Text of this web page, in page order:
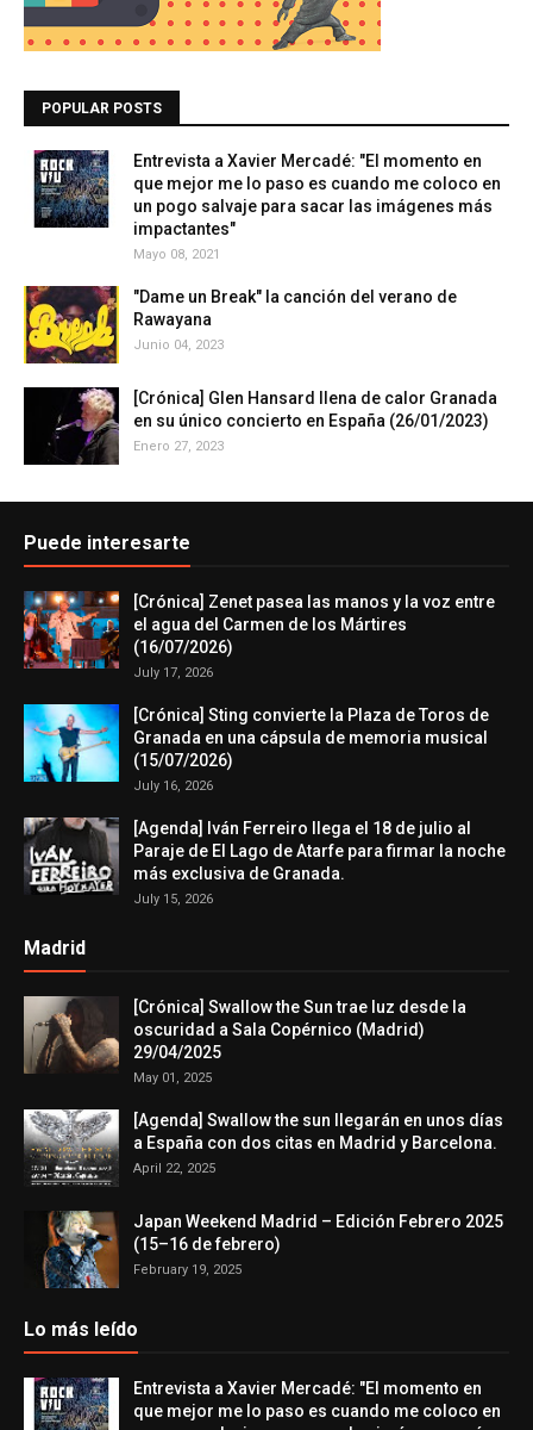
POPULAR POSTS
Entrevista a Xavier Mercadé: "El momento en
que mejor me lo paso es cuando me coloco en
un pogo salvaje para sacar las imágenes más
impactantes"
Mayo 08, 2021
"Dame un Break" la canción del verano de
Rawayana
Junio 04, 2023
[Crónica] Glen Hansard llena de calor Granada
en su único concierto en España (26/01/2023)
Enero 27, 2023
Puede interesarte
[Crónica] Zenet pasea las manos y la voz entre
el agua del Carmen de los Mártires
(16/07/2026)
July 17, 2026
[Crónica] Sting convierte la Plaza de Toros de
Granada en una cápsula de memoria musical
(15/07/2026)
July 16, 2026
[Agenda] Iván Ferreiro llega el 18 de julio al
Paraje de El Lago de Atarfe para firmar la noche
más exclusiva de Granada.
July 15, 2026
Madrid
[Crónica] Swallow the Sun trae luz desde la
oscuridad a Sala Copérnico (Madrid)
29/04/2025
May 01, 2025
[Agenda] Swallow the sun llegarán en unos días
a España con dos citas en Madrid y Barcelona.
April 22, 2025
Japan Weekend Madrid – Edición Febrero 2025
(15–16 de febrero)
February 19, 2025
Lo más leído
Entrevista a Xavier Mercadé: "El momento en
que mejor me lo paso es cuando me coloco en